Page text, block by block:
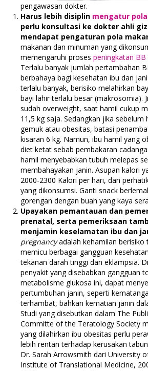
pengawasan dokter.
Harus lebih disiplin mengatur
perlu konsultasi ke dokter ahli
mendapat pengaturan pola
makanan dan minuman yang
memengaruhi proses peningkatan
Terlalu banyak jumlah pertambahan
berbahaya bagi kesehatan ibu dan
terlalu banyak, berisiko melahirkan
bayi lahir terlalu besar (makrosomia).
sudah overweight, saat hamil cukup
11,5 kg saja. Sedangkan jika sebelum
gemuk atau obesitas, batasi
kisaran 6 kg. Namun, ibu hamil yang
diet ketat sebab pembakaran
hamil menyebabkan tubuh melepas
membahayakan janin. Asupan kalori
2000-2300 Kalori per hari, dan
yang dikonsumsi. Ganti snack
gorengan dengan buah yang kaya
Upayakan pemantauan dan
prenatal, serta pemeriksaan
menjamin keselamatan ibu dan
pregnancyadalah kehamilan berisiko
memicu berbagai gangguan
tekanan darah tinggi dan eklampsia.
penyakit yang disebabkan gangguan
metabolisme glukosa ini, dapat
pertumbuhan janin, seperti
terhambat, bahkan kematian janin
Studi yang disebutkan dalam The
Committe of the Teratology Society
yang dilahirkan ibu obesitas perlu
lebih rentan terhadap kerusakan
Dr. Sarah Arrowsmith dari University
Institute of Translational Medicine,